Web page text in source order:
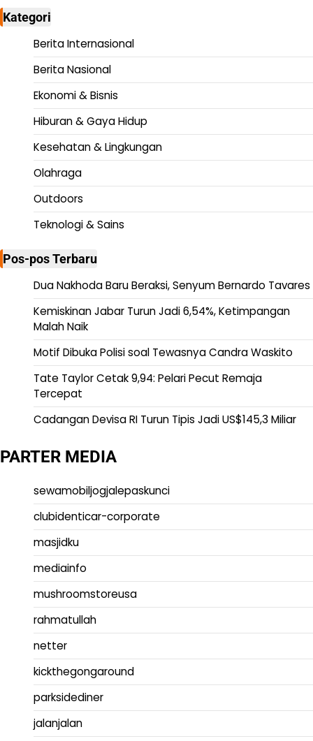
Kategori
Berita Internasional
Berita Nasional
Ekonomi & Bisnis
Hiburan & Gaya Hidup
Kesehatan & Lingkungan
Olahraga
Outdoors
Teknologi & Sains
Pos-pos Terbaru
Dua Nakhoda Baru Beraksi, Senyum Bernardo Tavares
Kemiskinan Jabar Turun Jadi 6,54%, Ketimpangan
Malah Naik
Motif Dibuka Polisi soal Tewasnya Candra Waskito
Tate Taylor Cetak 9,94: Pelari Pecut Remaja
Tercepat
Cadangan Devisa RI Turun Tipis Jadi US$145,3 Miliar
PARTER MEDIA
sewamobiljogjalepaskunci
clubidenticar-corporate
masjidku
mediainfo
mushroomstoreusa
rahmatullah
netter
kickthegongaround
parksidediner
jalanjalan